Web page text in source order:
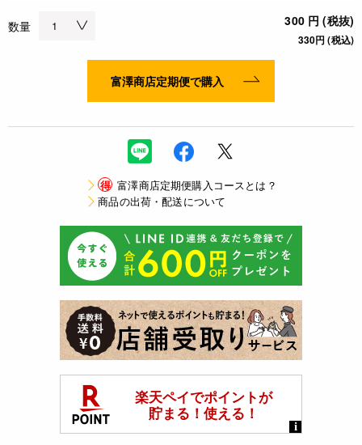
数量 300 円 (税抜)
330円 (税込)
富澤商店定期便で購入
得 富澤商店定期便購入コースとは？
商品の出荷・配送について